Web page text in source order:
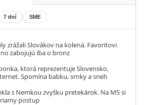
7 dní SME
zrážali Slovákov na kolená. Favoritovi
zabojujú iba o bronz
ktorá reprezentuje Slovensko,
Spomína babku, srnky a sneh
s Nemkou zvyšku pretekárok. Na MS si
postup